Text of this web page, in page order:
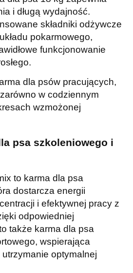
i długą wydajność.
składniki odżywcze
pokarmowego,
funkcjonowanie
dla psów pracujących,
w codziennym
wzmożonej
psa szkoleniowego i
to karma dla psa
dostarcza energii
i efektywnej pracy z
odpowiedniej
także karma dla psa
wspierająca
utrzymanie optymalnej